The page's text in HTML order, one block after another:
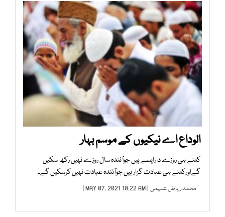
الوداع اے نیکیوں کے موسم بہار
کتنے ہی روزے دارایسے ہیں جوآئندہ سال روزے نہیں رکھ سکیں
گےاورکتنے ہی عبادت گزار ہیں جوآئندہ عبادت نہیں کرسکیں گے۔
محمد ریاض علیمی | MAY 07, 2021 10:22 AM |